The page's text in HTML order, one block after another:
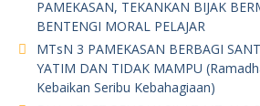
PAMEKASAN, TEKANKAN BIJAK
BENTENGI MORAL PELAJAR
MTsN 3 PAMEKASAN BERBAGI
YATIM DAN TIDAK MAMPU
Kebaikan Seribu Kebahagiaan)